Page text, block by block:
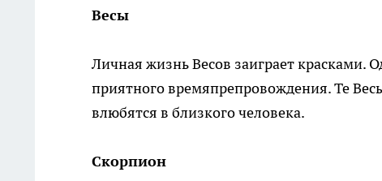
Весы
Личная жизнь Весов заиграет красками.
приятного времяпрепровождения. Те
влюбятся в близкого человека.
Скорпион